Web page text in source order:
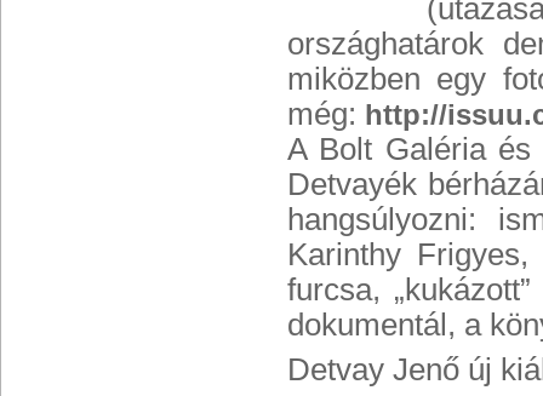
országhatárok
miközben egy
még: http://
A Bolt Galéria és
Detvayék
hangsúlyozni:
Karinthy
furcsa,
dokumentál, a
Detvay Jenő új